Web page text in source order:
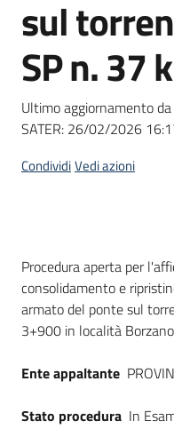
di
Supporto
English
site
sul
SP n. 37
Ultimo aggiornamento
SATER: 26/02/2026
CondividiVedi azioni
Dati del bando
Procedura aperta per
consolidamento e
armato del ponte sul
3+900 in località
Ente appaltante
Stato procedura In